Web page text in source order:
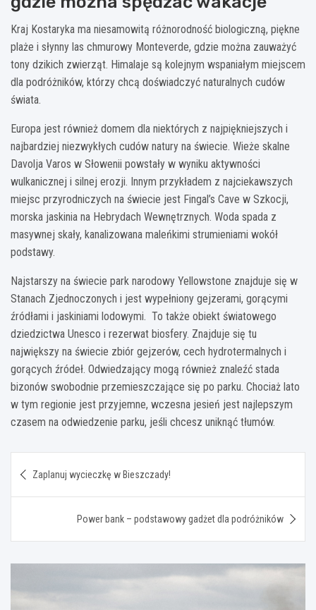
Kraj Kostaryka ma niesamowitą różnorodność biologiczną, piękne
plaże i słynny las chmurowy Monteverde, gdzie można zauważyć
tony dzikich zwierząt. Himalaje są kolejnym wspaniałym miejscem
dla podróżników, którzy chcą doświadczyć naturalnych cudów
świata.
Europa jest również domem dla niektórych z najpiękniejszych i
najbardziej niezwykłych cudów natury na świecie. Wieże skalne
Davolja Varos w Słowenii powstały w wyniku aktywności
wulkanicznej i silnej erozji. Innym przykładem z najciekawszych
miejsc przyrodniczych na świecie jest Fingal’s Cave w Szkocji,
morska jaskinia na Hebrydach Wewnętrznych. Woda spada z
masywnej skały, kanalizowana maleńkimi strumieniami wokół
podstawy.
Najstarszy na świecie park narodowy Yellowstone znajduje się w
Stanach Zjednoczonych i jest wypełniony gejzerami, gorącymi
źródłami i jaskiniami lodowymi. To także obiekt światowego
dziedzictwa Unesco i rezerwat biosfery. Znajduje się tu
największy na świecie zbiór gejzerów, cech hydrotermalnych i
gorących źródeł. Odwiedzający mogą również znaleźć stada
bizonów swobodnie przemieszczające się po parku. Chociaż lato
w tym regionie jest przyjemne, wczesna jesień jest najlepszym
czasem na odwiedzenie parku, jeśli chcesz uniknąć tłumów.
wpisu
Zaplanuj wycieczkę w Bieszczady!
Power bank – podstawowy gadżet dla podróżników